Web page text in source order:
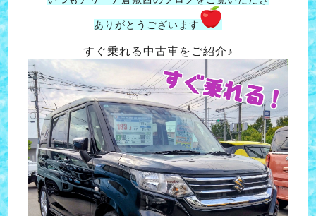
ありがとうございます
すぐ乗れる中古車をご紹介♪